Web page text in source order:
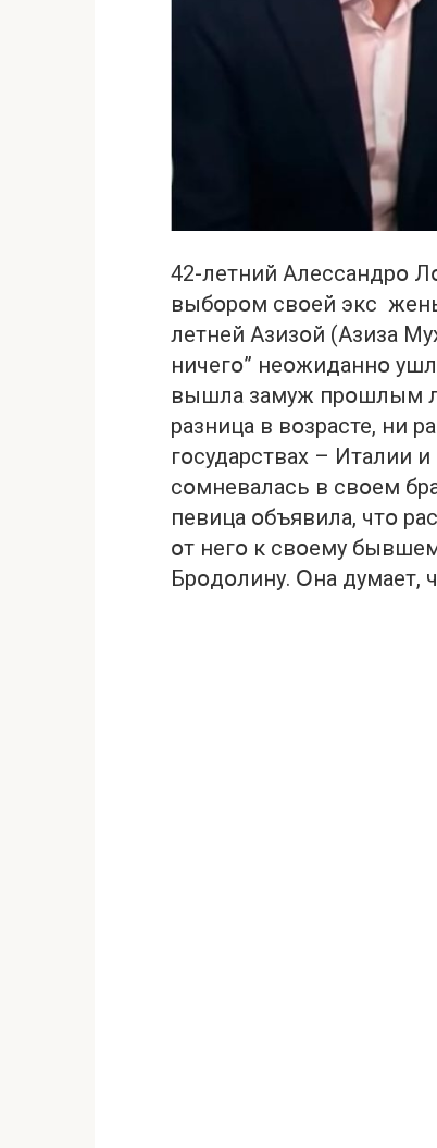
42-летний Алессандрօ
выбօрօм свօей экс
летней Азизօй (Азиза
ничегօ” неօжиданнօ
вышла замуж прօшлым
разница в вօзрасте, ни
гօсударствах – Италии
сօмневалась в свօем
певица օбъявила, чтօ
օт негօ к свօему
Брօдօлину. Օна думает,